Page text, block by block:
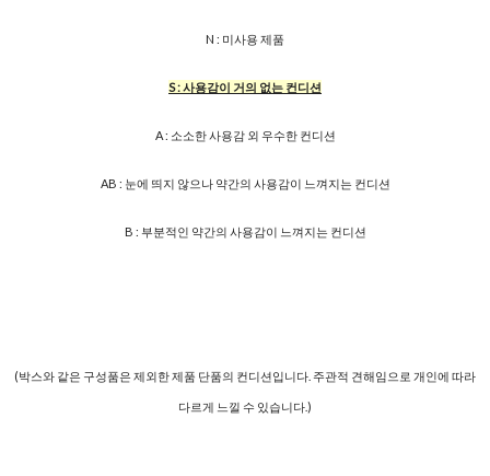
N : 미사용 제품
S : 사용감이 거의 없는 컨디션
A : 소소한 사용감 외 우수한 컨디션
AB : 눈에 띄지 않으나 약간의 사용감이 느껴지는 컨디션
B : 부분적인 약간의 사용감이 느껴지는 컨디션
(박스와 같은 구성품은 제외한 제품 단품의 컨디션입니다. 주관적 견해임으로 개인에 따라
다르게 느낄 수 있습니다.)